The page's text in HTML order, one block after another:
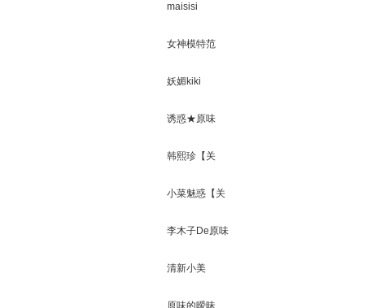
儿
maisisi
女神模特范
妖媚kiki
诱惑★原味
MM【关闭】
韩熙珍【关
闭】
小菜魅惑【关
闭】
李木子De原味
屋
清新小美
原味的暧昧